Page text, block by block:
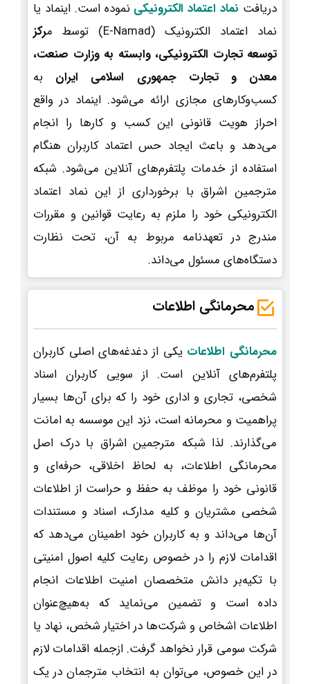
دریافت نماد اعتماد الکترونیکی نموده است. اینماد یا
نماد اعتماد الکترونیک (E-Namad) توسط م
رکز
توسعه تجارت الکترونیکی، وابسته به وزارت صنعت،
معدن و تجارت جمهوری اسلامی ایران به
کسب‌وکارهای مجازی ارائه می‌شود. اینماد در واقع
احراز هویت قانونی این کسب و کارها را انجام
می‌دهد و باعث ایجاد حس اعتماد کاربران هنگام
استفاده از خدمات پلتفرم‌های آنلاین می‌شود. شبکه
مترجمین اشراق با برخورداری از این نماد اعتماد
الکترونیکی خود را ملزم به رعایت قوانین و مقررات
مندرج در تعهدنامه مربوط به آن، تحت نظارت
دستگاه‌های مسئول می‌داند.
محرمانگی اطلاعات
محرمانگی اطلاعات یکی از دغدغه‌های اصلی کاربران
پلتفرم‌های آنلاین است. از سویی کاربران اسناد
شخصی، تجاری و اداری خود را که برای آن‌ها بسیار
پراهمیت و محرمانه است، نزد این موسسه به امانت
می‌گذارند. لذا شبکه مترجمین اشراق با درک اصل
محرمانگی اطلاعات، به لحاظ اخلاقی، حرفه‌ای و
قانونی خود را موظف به حفظ و حراست از اطلاعات
شخصی مشتریان و کلیه مدارک، اسناد و مستندات
آن‌ها می‌داند و به کاربران خود اطمینان می‌دهد که
اقدامات لازم را در خصوص رعایت کلیه اصول امنیتی
با تکیه‌بر دانش متخصصان امنیت اطلاعات انجام
داده است و تضمین می‌نماید که به‌هیچ‌عنوان
اطلاعات اشخاص و شرکت‌ها در اختیار شخص، نهاد یا
شرکت سومی قرار نخواهد گرفت. ازجمله اقدامات لازم
در این خصوص، می‌توان به انتخاب مترجمان در یک